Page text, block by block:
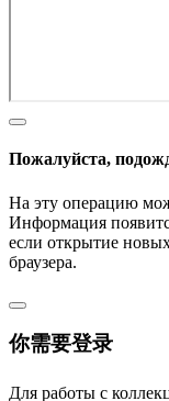
Пожалуйста,
На эту операцию
Информация
если открытие
браузера.
你需要登录
Для работы с